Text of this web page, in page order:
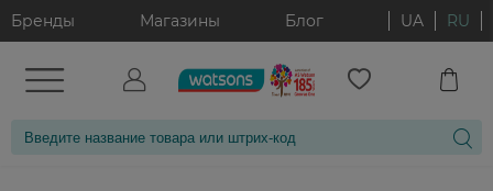
Бренды Магазины Блог UA RU